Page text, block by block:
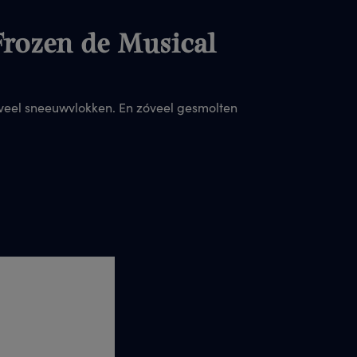
de Musical
sneeuwvlokken. En zóveel gesmolten